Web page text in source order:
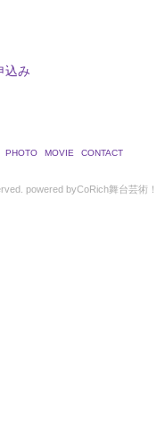
込み
PHOTO MOVIE CONTACT
powered byCoRich舞台芸術！